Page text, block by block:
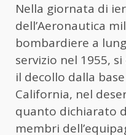
Nella giornata di
dell’Aeronautica
bombardiere a
servizio nel 1955,
il decollo dalla
California, nel
quanto dichiarato
membri